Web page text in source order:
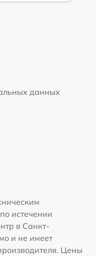
данных
истечении
в Санкт-
и не имеет
Цены